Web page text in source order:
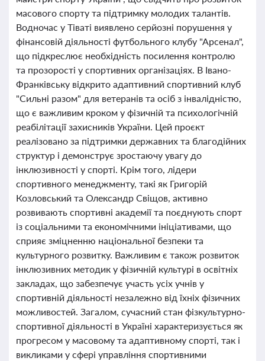
масового спорту та підтримку молодих талантів.
Водночас у Тіваті виявлено серйозні порушення у
фінансовій діяльності футбольного клубу "Арсенал",
що підкреслює необхідність посилення контролю
та прозорості у спортивних організаціях. В Івано-
Франківську відкрито адаптивний спортивний клуб
"Сильні разом" для ветеранів та осіб з інвалідністю,
що є важливим кроком у фізичній та психологічній
реабілітації захисників України. Цей проєкт
реалізовано за підтримки державних та благодійних
структур і демонструє зростаючу увагу до
інклюзивності у спорті. Крім того, лідери
спортивного менеджменту, такі як Григорій
Козловський та Олександр Свіщов, активно
розвивають спортивні академії та поєднують спорт
із соціальними та економічними ініціативами, що
сприяє зміцненню національної безпеки та
культурного розвитку. Важливим є також розвиток
інклюзивних методик у фізичній культурі в освітніх
закладах, що забезпечує участь усіх учнів у
спортивній діяльності незалежно від їхніх фізичних
можливостей. Загалом, сучасний стан фізкультурно-
спортивної діяльності в Україні характеризується як
прогресом у масовому та адаптивному спорті, так і
викликами у сфері управління спортивними